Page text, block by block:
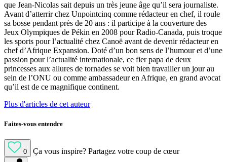
que Jean-Nicolas sait depuis un très jeune âge qu’il sera journaliste.
Avant d’atterrir chez Unpointcinq comme rédacteur en chef, il roule
sa bosse pendant près de 20 ans : il participe à la couverture des
Jeux Olympiques de Pékin en 2008 pour Radio-Canada, puis troque
les sports pour l’actualité chez Canoë avant de devenir rédacteur en
chef d’Afrique Expansion. Doté d’un bon sens de l’humour et d’une
passion pour l’actualité internationale, ce fier papa de deux
princesses aux allures de tornades se voit bien travailler un jour au
sein de l’ONU ou comme ambassadeur en Afrique, en grand avocat
qu’il est de ce magnifique continent.
Plus d'articles de cet auteur
Faites-vous entendre
0 Ça vous inspire? Partagez votre coup de cœur